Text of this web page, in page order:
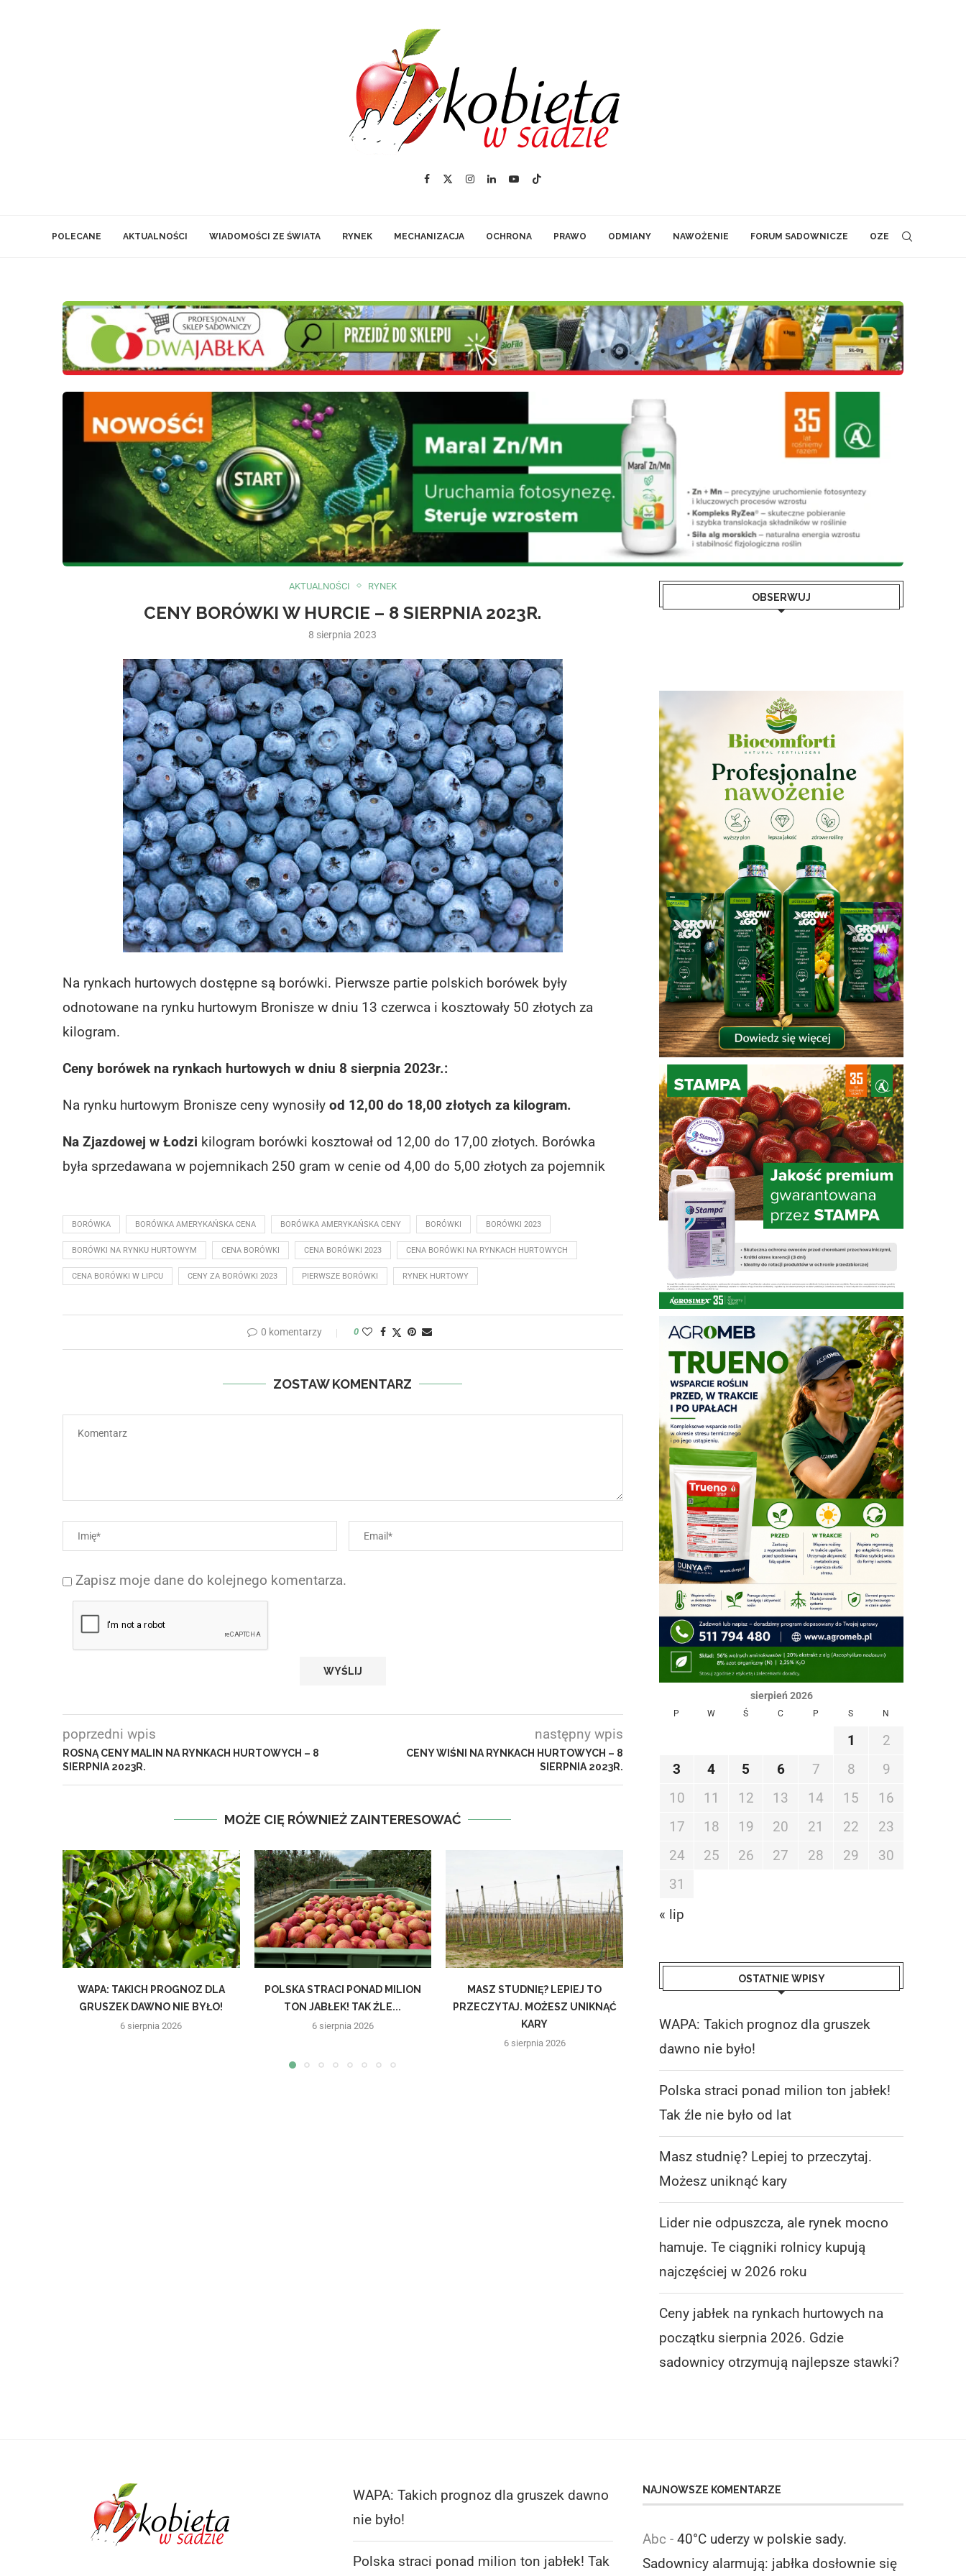
POLECANE AKTUALNOŚCI WIADOMOŚCI ZE ŚWIATA RYNEK MECHANIZACJA OCHRONA PRAWO ODMIANY NAWOŻENIE FORUM SADOWNICZE OZE
AKTUALNOŚCI RYNEK
CENY BORÓWKI W HURCIE – 8 SIERPNIA 2023R.
8 sierpnia 2023
Na rynkach hurtowych dostępne są borówki. Pierwsze partie polskich borówek były
odnotowane na rynku hurtowym Bronisze w dniu 13 czerwca i kosztowały 50 złotych za
kilogram.
Ceny borówek na rynkach hurtowych w dniu 8 sierpnia 2023r.:
Na rynku hurtowym Bronisze ceny wynosiły od 12,00 do 18,00 złotych za kilogram.
Na Zjazdowej w Łodzi kilogram borówki kosztował od 12,00 do 17,00 złotych. Borówka
była sprzedawana w pojemnikach 250 gram w cenie od 4,00 do 5,00 złotych za pojemnik
BORÓWKA BORÓWKA AMERYKAŃSKA CENA BORÓWKA AMERYKAŃSKA CENY BORÓWKI BORÓWKI 2023
BORÓWKI NA RYNKU HURTOWYM CENA BORÓWKI CENA BORÓWKI 2023 CENA BORÓWKI NA RYNKACH HURTOWYCH
CENA BORÓWKI W LIPCU CENY ZA BORÓWKI 2023 PIERWSZE BORÓWKI RYNEK HURTOWY
0 komentarzy 0
ZOSTAW KOMENTARZ
Zapisz moje dane do kolejnego komentarza.
poprzedni wpis
ROSNĄ CENY MALIN NA RYNKACH HURTOWYCH – 8
SIERPNIA 2023R.
następny wpis
CENY WIŚNI NA RYNKACH HURTOWYCH – 8
SIERPNIA 2023R.
MOŻE CIĘ RÓWNIEŻ ZAINTERESOWAĆ
WAPA: TAKICH PROGNOZ DLA
GRUSZEK DAWNO NIE BYŁO!
6 sierpnia 2026
POLSKA STRACI PONAD MILION
TON JABŁEK! TAK ŹLE...
6 sierpnia 2026
MASZ STUDNIĘ? LEPIEJ TO
PRZECZYTAJ. MOŻESZ UNIKNĄĆ
KARY
6 sierpnia 2026
LIDER NIE ODPUSZCZA, ALE RYNEK
6 sierpnia 2026
CENY JABŁEK NA
OBSERWUJ
sierpień 2026
P W Ś C P S N
1
2
3
4 5 6 7 8
9
10
11 12 13 14 15
16
17
18 19 20 21 22
23
24
25 26 27 28 29
30
31
« lip
OSTATNIE WPISY
WAPA: Takich prognoz dla gruszek
dawno nie było!
Polska straci ponad milion ton jabłek!
Tak źle nie było od lat
Masz studnię? Lepiej to przeczytaj.
Możesz uniknąć kary
Lider nie odpuszcza, ale rynek mocno
hamuje. Te ciągniki rolnicy kupują
najczęściej w 2026 roku
Ceny jabłek na rynkach hurtowych na
początku sierpnia 2026. Gdzie
sadownicy otrzymują najlepsze stawki?
WAPA: Takich prognoz dla gruszek dawno
nie było!
Polska straci ponad milion ton jabłek! Tak
NAJNOWSZE KOMENTARZE
Abc -40°C uderzy w polskie sady.
Sadownicy alarmują: jabłka dosłownie się